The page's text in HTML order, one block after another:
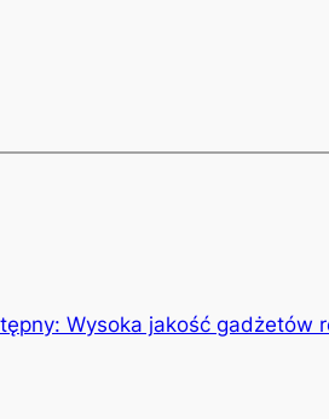
Wysoka jakość gadżetów